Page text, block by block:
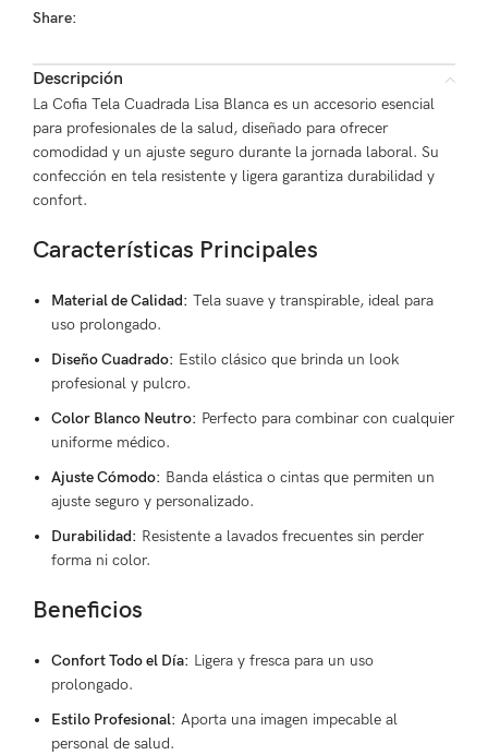
Share:
Descripción
La Cofia Tela Cuadrada Lisa Blanca es un accesorio esencial
para profesionales de la salud, diseñado para ofrecer
comodidad y un ajuste seguro durante la jornada laboral. Su
confección en tela resistente y ligera garantiza durabilidad y
confort.
Características Principales
Material de Calidad: Tela suave y transpirable, ideal para
uso prolongado.
Diseño Cuadrado: Estilo clásico que brinda un look
profesional y pulcro.
Color Blanco Neutro: Perfecto para combinar con cualquier
uniforme médico.
Ajuste Cómodo: Banda elástica o cintas que permiten un
ajuste seguro y personalizado.
Durabilidad: Resistente a lavados frecuentes sin perder
forma ni color.
Beneficios
Confort Todo el Día: Ligera y fresca para un uso
prolongado.
Estilo Profesional: Aporta una imagen impecable al
personal de salud.